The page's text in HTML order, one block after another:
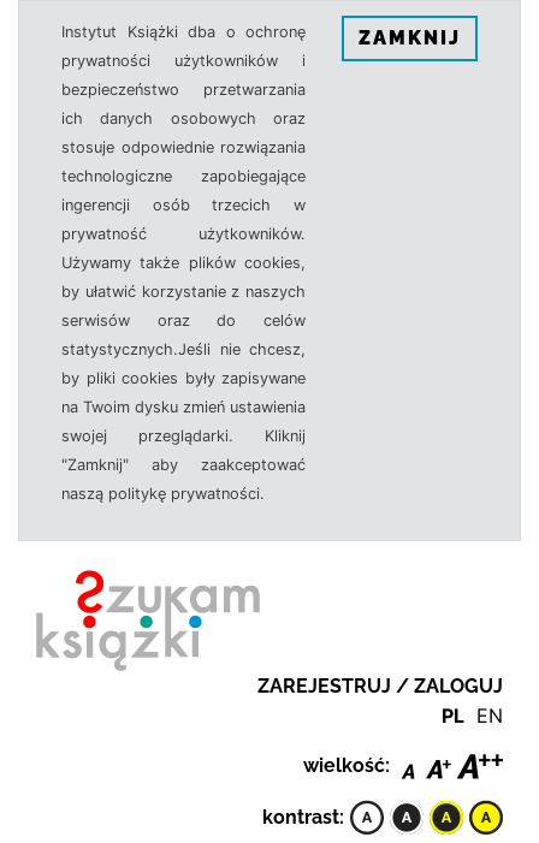
Instytut Książki dba o ochronę
prywatności użytkowników i
bezpieczeństwo przetwarzania
ich danych osobowych oraz
stosuje odpowiednie rozwiązania
technologiczne zapobiegające
ingerencji osób trzecich w
prywatność użytkowników.
Używamy także plików cookies,
by ułatwić korzystanie z naszych
serwisów oraz do celów
statystycznych.Jeśli nie chcesz,
by pliki cookies były zapisywane
na Twoim dysku zmień ustawienia
swojej przeglądarki. Kliknij
"Zamknij" aby zaakceptować
naszą politykę prywatności.
ZAMKNIJ
ZAREJESTRUJ / ZALOGUJ
PL EN
wielkość:
kontrast: